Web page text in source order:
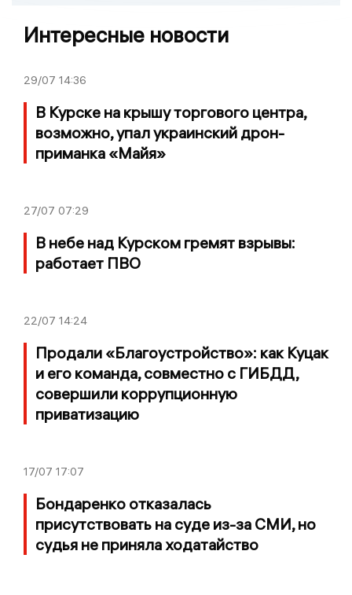
Интересные новости
29/07 14:36
В Курске на крышу торгового центра,
возможно, упал украинский дрон-
приманка «Майя»
27/07 07:29
В небе над Курском гремят взрывы:
работает ПВО
22/07 14:24
Продали «Благоустройство»: как Куцак
и его команда, совместно с ГИБДД,
совершили коррупционную
приватизацию
17/07 17:07
Бондаренко отказалась
присутствовать на суде из-за СМИ, но
судья не приняла ходатайство